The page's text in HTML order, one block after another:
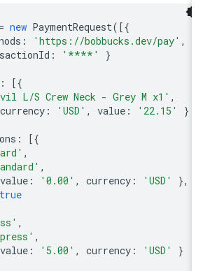
= new PaymentRequest
: 'https://bobbucks.dev/pay'
: '****'
:
'Anvil L/S Crew Neck - Grey M x1'
{ currency : 'USD', value : '22.15'
:
'Standard'
{ value : '0.00', currency : 'USD'
: true
'Express'
{ value : '5.00', currency : 'USD'